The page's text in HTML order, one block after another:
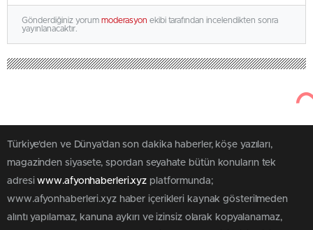
Gönderdiğiniz yorum moderasyon ekibi tarafından incelendikten sonra
yayınlanacaktır.
Türkiye'den ve Dünya’dan son dakika haberler, köşe yazıları,
magazinden siyasete, spordan seyahate bütün konuların tek
adresiwww.afyonhaberleri.xyz platformunda;
www.afyonhaberleri.xyz haber içerikleri kaynak gösterilmeden
alıntı yapılamaz, kanuna aykırı ve izinsiz olarak kopyalanamaz,